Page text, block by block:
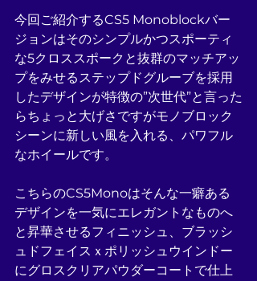
今回ご紹介するCS5 Monoblockバー
ジョンはそのシンプルかつスポーティ
な5クロススポークと抜群のマッチアッ
プをみせるステップドグルーブを採用
したデザインが特徴の”次世代”と言った
らちょっと大げさですがモノブロック
シーンに新しい風を入れる、パワフル
なホイールです。
こちらのCS5Monoはそんな一癖ある
デザインを一気にエレガントなものへ
と昇華させるフィニッシュ、ブラッシ
ュドフェイスｘポリッシュウインドー
にグロスクリアパウダーコートで仕上